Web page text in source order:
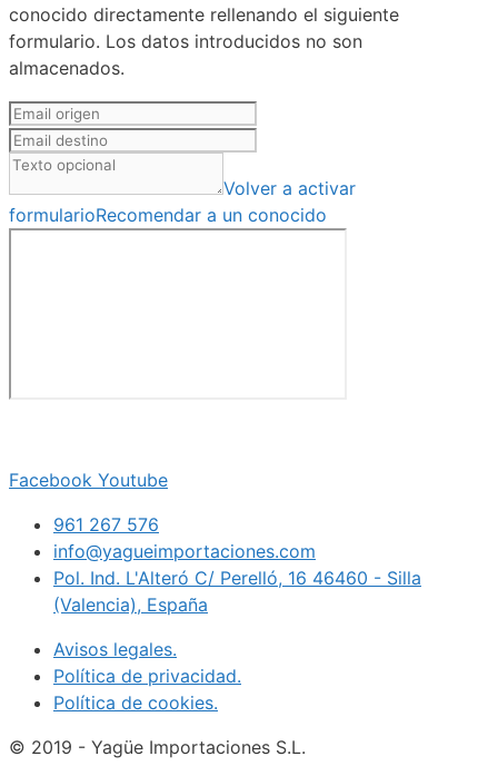
conocido directamente rellenando el siguiente
formulario. Los datos introducidos no son
almacenados.
Volver a activar
formularioRecomendar a un conocido
Facebook Youtube
961 267 576
info@yagueimportaciones.com
Pol. Ind. L'Alteró C/ Perelló, 16 46460 - Silla
(Valencia), España
Avisos legales.
Política de privacidad.
Política de cookies.
© 2019 - Yagüe Importaciones S.L.